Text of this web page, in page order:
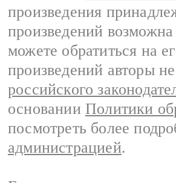
произведения
произведений
можете обратиться на
произведений авторы
российского
основании Политики
посмотреть более
администрацией.